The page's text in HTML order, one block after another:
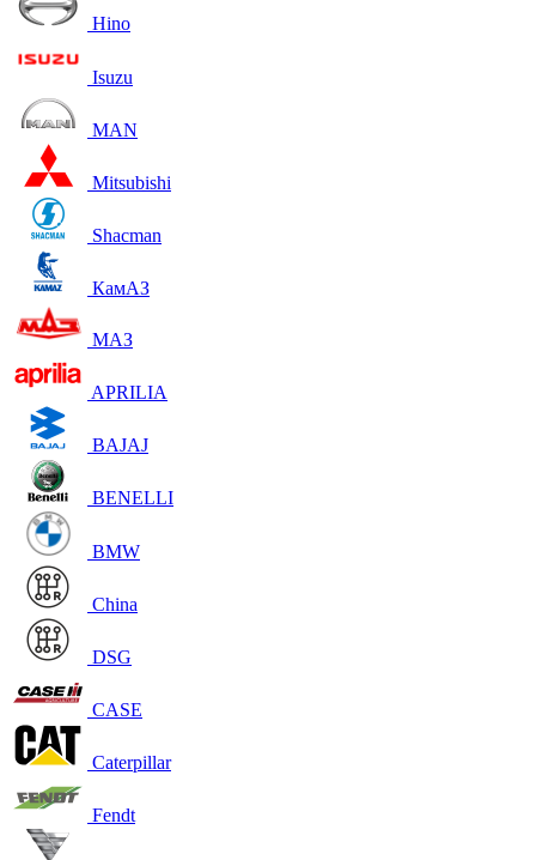
Hino
Isuzu
MAN
Mitsubishi
Shacman
КамАЗ
МАЗ
APRILIA
BAJAJ
BENELLI
BMW
China
DSG
CASE
Caterpillar
Fendt